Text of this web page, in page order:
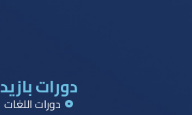
دورات بازيد
دورات اللغات